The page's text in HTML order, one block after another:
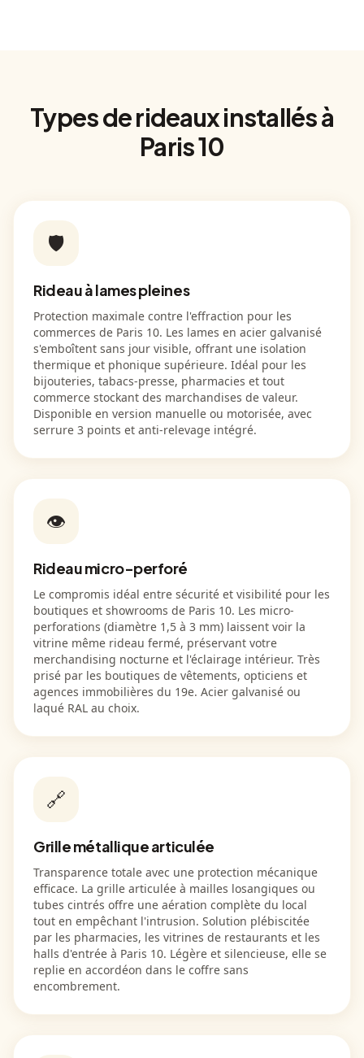
Types de rideaux installés à
Paris 10
🛡️
Rideau à lames pleines
Protection maximale contre l'effraction pour les
commerces de Paris 10. Les lames en acier galvanisé
s'emboîtent sans jour visible, offrant une isolation
thermique et phonique supérieure. Idéal pour les
bijouteries, tabacs-presse, pharmacies et tout
commerce stockant des marchandises de valeur.
Disponible en version manuelle ou motorisée, avec
serrure 3 points et anti-relevage intégré.
👁️
Rideau micro-perforé
Le compromis idéal entre sécurité et visibilité pour les
boutiques et showrooms de Paris 10. Les micro-
perforations (diamètre 1,5 à 3 mm) laissent voir la
vitrine même rideau fermé, préservant votre
merchandising nocturne et l'éclairage intérieur. Très
prisé par les boutiques de vêtements, opticiens et
agences immobilières du 19e. Acier galvanisé ou
laqué RAL au choix.
🔗
Grille métallique articulée
Transparence totale avec une protection mécanique
efficace. La grille articulée à mailles losangiques ou
tubes cintrés offre une aération complète du local
tout en empêchant l'intrusion. Solution plébiscitée
par les pharmacies, les vitrines de restaurants et les
halls d'entrée à Paris 10. Légère et silencieuse, elle se
replie en accordéon dans le coffre sans
encombrement.